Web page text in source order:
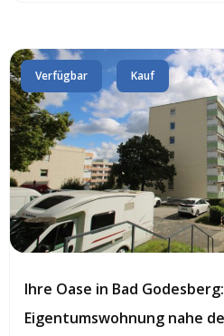
Verfügbar Kauf
Ihre Oase in Bad
Eigentumswohnung nahe